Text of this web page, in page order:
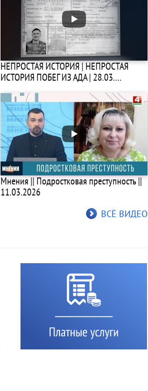
НЕПРОСТАЯ ИСТОРИЯ | НЕПРОСТАЯ
ИСТОРИЯ ПОБЕГ ИЗ АДА | 28.03.…
Мнения || Подростковая преступность ||
11.03.2026
ВСЁ ВИДЕО